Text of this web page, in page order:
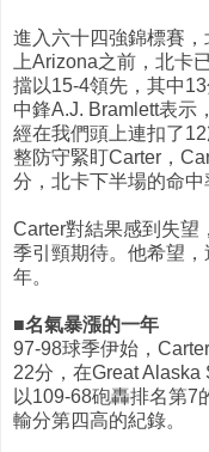
進入六十四強錦標賽
上Arizona之前，北卡
擋以15-4領先，其中
中鋒A.J. Bramlett表示
經在我們頭上連扣了
整防守緊盯Carter，
分，北卡下半場的命中
Carter對結果感到失望
季引頸期待。他希望
年。
■名氣暴漲的一年
97-98球季伊始，
22分，在Great
以109-68砲轟排名第7
輸分第四高的紀錄。